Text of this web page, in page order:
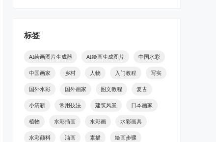
标签
AI绘画图片生成器 AI绘画生成图片 中国水彩
中国画家 乡村 人物 入门教程 写实
国外水彩 国外画家 图文教程 复古
小清新 常用技法 建筑风景 日本画家
植物 水彩插画 水彩画 水彩画具
水彩颜料 油画 素描 绘画步骤